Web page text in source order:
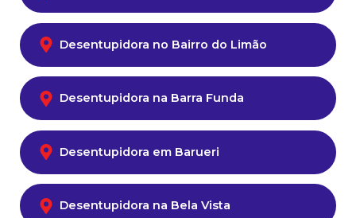
Desentupidora no Bairro do Limão
Desentupidora na Barra Funda
Desentupidora em Barueri
Desentupidora na Bela Vista